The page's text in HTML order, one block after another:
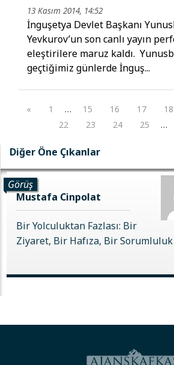
13 Kasım 2014, 14:52
İnguşetya Devlet Başkanı
Yevkurov’un son canlı yayın
eleştirilere maruz kaldı.
geçtiğimiz günlerde İnguş...
« 1 … 15 16 17 18
22
23 24 25 …
Diğer Öne Çıkanlar
Görüş
Mustafa Cinpolat
Bir Yolculuktan Fazlası: Bir
Ziyaret, Bir Hafıza, Bir Sorumluluk